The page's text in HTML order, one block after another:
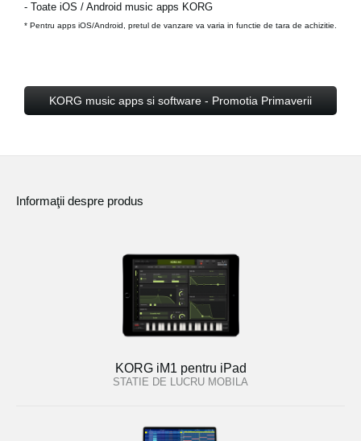
- Toate iOS / Android music apps KORG
* Pentru apps iOS/Android, pretul de vanzare va varia in functie de tara de achizitie.
KORG music apps si software - Promotia Primaverii
Informaţii despre produs
KORG iM1 pentru iPad
STATIE DE LUCRU MOBILA